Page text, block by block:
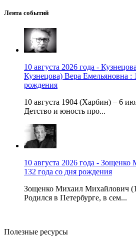
Лента событий
10 августа 2026 года -
Кузнецова) Вера Емельяновна :
рождения
10 августа 1904 (Харбин) – 6
Детство и юность про...
10 августа 2026 года -
132 года со дня рождения
Зощенко Михаил Михайлович
Родился в Петербурге, в сем...
Полезные ресурсы